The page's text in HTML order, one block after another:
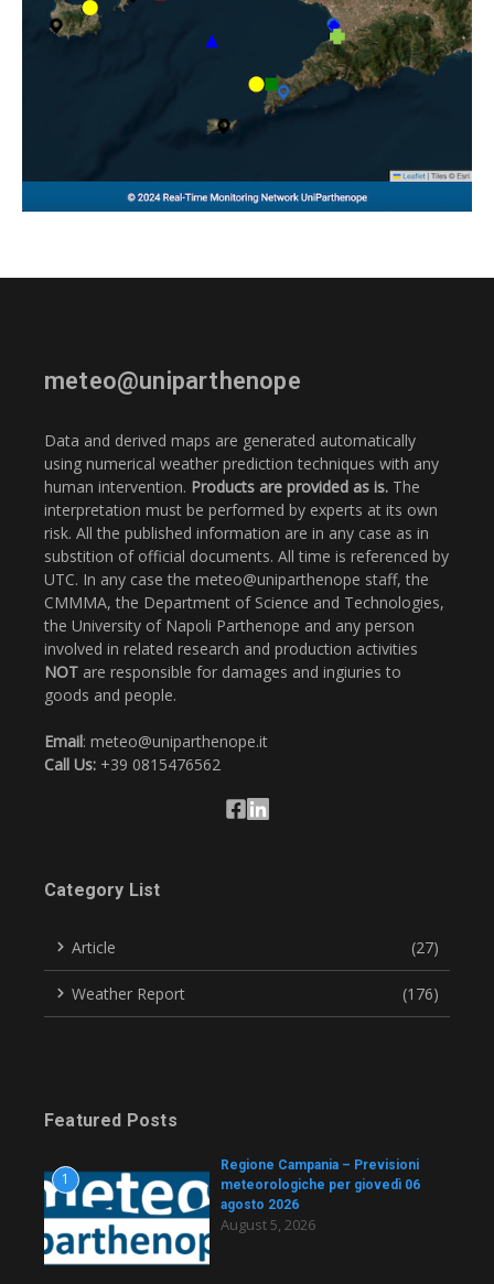
meteo@uniparthenope
Data and derived maps are generated automatically
using numerical weather prediction techniques with any
human intervention. Products are provided as is. The
interpretation must be performed by experts at its own
risk. All the published information are in any case as in
substition of official documents. All time is referenced by
UTC. In any case the meteo@uniparthenope staff, the
CMMMA, the Department of Science and Technologies,
the University of Napoli Parthenope and any person
involved in related research and production activities
NOT are responsible for damages and ingiuries to
goods and people.
Email: meteo@uniparthenope.it
Call Us: +39 0815476562
Category List
Article (27)
Weather Report (176)
Featured Posts
1
Regione Campania – Previsioni
meteorologiche per giovedì 06
agosto 2026
August 5, 2026